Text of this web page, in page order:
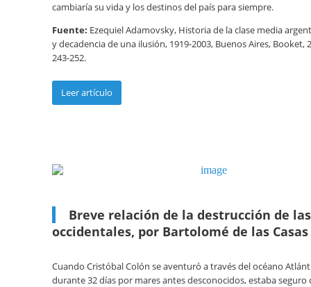
cambiaría su vida y los destinos del país para siempre.
Fuente: Ezequiel Adamovsky, Historia de la clase media
y decadencia de una ilusión, 1919-2003, Buenos Aires, Booket,
243-252.
Leer artículo
Breve relación de la destrucción de
occidentales, por Bartolomé de las Casas
Cuando Cristóbal Colón se aventuró a través del océano
durante 32 días por mares antes desconocidos, estaba seguro